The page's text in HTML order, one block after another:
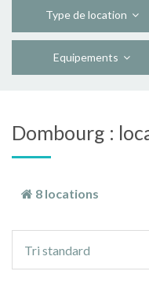
Type de location
Equipements
Dombourg :
8 locations
tri
Tri standard